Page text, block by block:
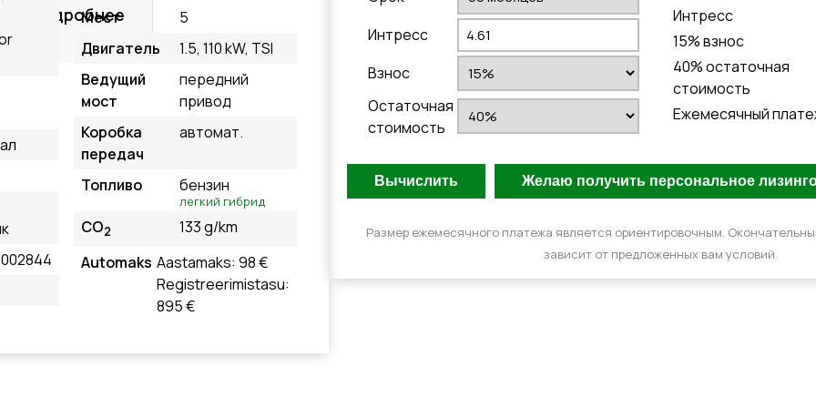
Подробнее
Мест
5
Двигатель
1.5, 110 kW, TSI
Ведущий
мост
передний
привод
Коробка
передач
автомат.
Топливо бензин
легкий гибрид
CO2
133 g/km
Automaks Aastamaks: 98 €
Registreerimistasu:
895 €
Интресс
Взнос
Остаточная
стоимость
Интресс
15% взнос
40% остаточная
стоимость
Ежемесячный
Размер ежемесячного платежа является ориентировочным.
зависит от предложенных вам условий.